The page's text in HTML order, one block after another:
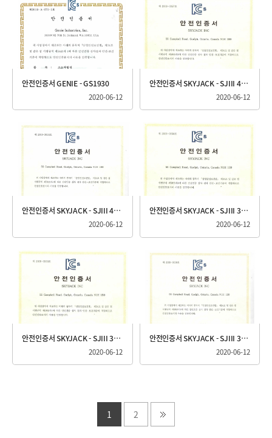
안전인증서 GENIE - GS1930
2020-06-12
안전인증서 SKYJACK - SJIII 4632
2020-06-12
안전인증서 SKYJACK - SJIII 4626
2020-06-12
안전인증서 SKYJACK - SJIII 3226
2020-06-12
안전인증서 SKYJACK - SJIII 3220
2020-06-12
안전인증서 SKYJACK - SJIII 3219
2020-06-12
1 2